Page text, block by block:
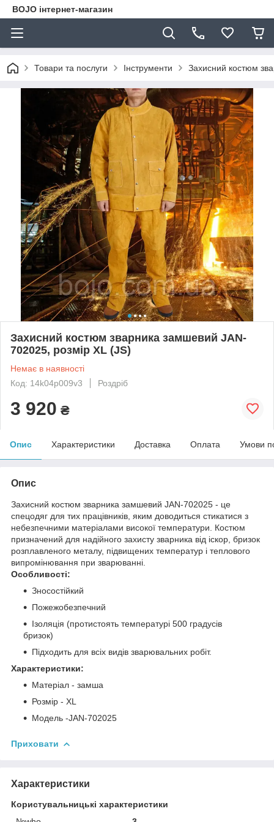
BOJO інтернет-магазин
Товари та послуги Інструменти Захисний костюм
Захисний костюм зварника замшевий JAN-
702025, розмір XL (JS)
Немає в наявності
Код: 14k04p009v3
Роздріб
3 920 ₴
Опис Характеристики Доставка Оплата Умови
Опис
Захисний костюм зварника замшевий JAN-702025 - це
спецодяг для тих працівників, яким доводиться стикатися з
небезпечними матеріалами високої температури. Костюм
призначений для надійного захисту зварника від іскор, бризок
розплавленого металу, підвищених температур і теплового
випромінювання при зварюванні.
Особливості:
Зносостійкий
Пожежобезпечний
Ізоляція (протистоять температурі 500 градусів
бризок)
Підходить для всіх видів зварювальних робіт.
Характеристики:
Матеріал - замша
Розмір - XL
Модель -JAN-702025
Приховати
Характеристики
Користувальницькі характеристики